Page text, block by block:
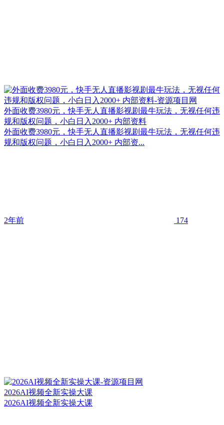
外面收费3980元，快手无人直播影视剧最牛玩法，无视任何违
规和版权问题，小白日入2000+ 内部资料
外面收费3980元，快手无人直播影视剧最牛玩法，无视任何违
规和版权问题，小白日入2000+ 内部资...
2年前 174
2026AI视频全新实操大课
2026AI视频全新实操大课